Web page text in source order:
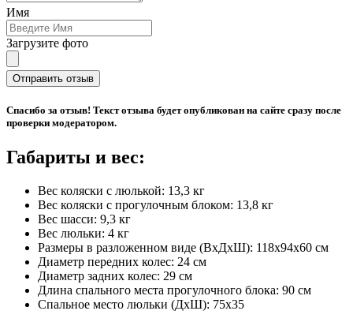
Имя
Загрузите фото
Отправить отзыв
Спасибо за отзыв! Текст отзыва будет опубликован на сайте сразу после
проверки модератором.
Габариты и вес:
Вес коляски с люлькой: 13,3 кг
Вес коляски с прогулочным блоком: 13,8 кг
Вес шасси: 9,3 кг
Вес люльки: 4 кг
Размеры в разложенном виде (ВхДхШ): 118х94х60 см
Диаметр передних колес: 24 см
Диаметр задних колес: 29 см
Длина спального места прогулочного блока: 90 см
Спальное место люльки (ДхШ): 75х35